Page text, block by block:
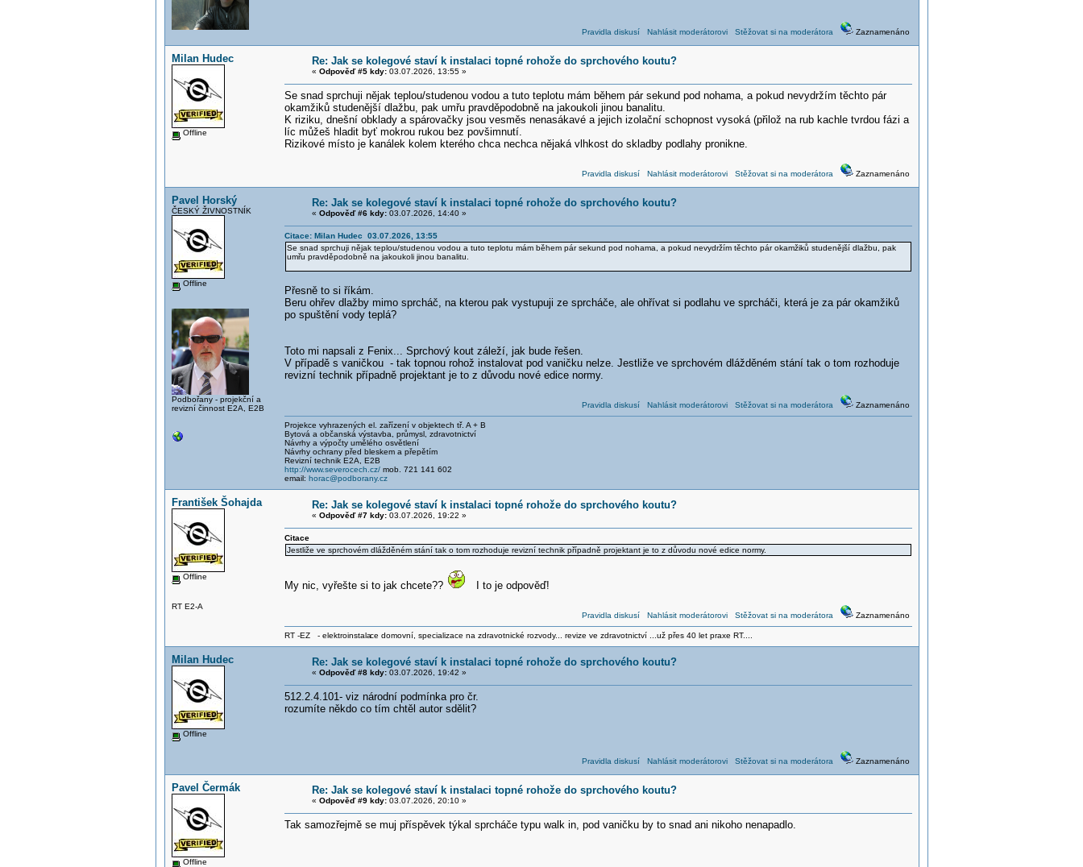
Pravidla diskusí Nahlásit moderátorovi Stěžovat si na moderátora Zaznamenáno
Milan Hudec
Offline
Re: Jak se kolegové staví k instalaci topné rohože do sprchového koutu?
« Odpověď #5 kdy:03.07.2026, 13:55 »
Se snad sprchuji nějak teplou/studenou vodou a tuto teplotu mám během pár sekund pod nohama, a pokud nevydržím těchto pár
okamžiků studenější dlažbu, pak umřu pravděpodobně na jakoukoli jinou banalitu.
K riziku, dnešní obklady a spárovačky jsou vesměs nenasákavé a jejich izolační schopnost vysoká (přilož na rub kachle tvrdou fázi a
líc můžeš hladit byť mokrou rukou bez povšimnutí.
Rizikové místo je kanálek kolem kterého chca nechca nějaká vlhkost do skladby podlahy pronikne.
Pravidla diskusí Nahlásit moderátorovi Stěžovat si na moderátora Zaznamenáno
Pavel Horský
ČESKÝ ŽIVNOSTNÍK
Offline
Podbořany - projekční a
revizní činnost E2A, E2B
Re: Jak se kolegové staví k instalaci topné rohože do sprchového koutu?
« Odpověď #6 kdy:03.07.2026, 14:40 »
Citace: Milan Hudec 03.07.2026, 13:55
Se snad sprchuji nějak teplou/studenou vodou a tuto teplotu mám během pár sekund pod nohama, a pokud nevydržím těchto pár okamžiků studenější dlažbu, pak
umřu pravděpodobně na jakoukoli jinou banalitu.
Přesně to si říkám.
Beru ohřev dlažby mimo sprcháč, na kterou pak vystupuji ze sprcháče, ale ohřívat si podlahu ve sprcháči, která je za pár okamžiků
po spuštění vody teplá?
Toto mi napsali z Fenix... Sprchový kout záleží, jak bude řešen.
V případě s vaničkou - tak topnou rohož instalovat pod vaničku nelze. Jestliže ve sprchovém dlážděném stání tak o tom rozhoduje
revizní technik případně projektant je to z důvodu nové edice normy.
Pravidla diskusí Nahlásit moderátorovi Stěžovat si na moderátora Zaznamenáno
Projekce vyhrazených el. zařízení v objektech tř. A + B
Bytová a občanská výstavba, průmysl, zdravotnictví
Návrhy a výpočty umělého osvětlení
Návrhy ochrany před bleskem a přepětím
Revizní technik E2A, E2B
http://www.severocech.cz/mob. 721 141 602
email: horac@podborany.cz
František Šohajda
Offline
RT E2-A
Re: Jak se kolegové staví k instalaci topné rohože do sprchového koutu?
« Odpověď #7 kdy:03.07.2026, 19:22 »
Citace
Jestliže ve sprchovém dlážděném stání tak o tom rozhoduje revizní technik případně projektant je to z důvodu nové edice normy.
My nic, vyřešte si to jak chcete?? I to je odpověď!
Pravidla diskusí Nahlásit moderátorovi Stěžovat si na moderátora Zaznamenáno
RT -EZ - elektroinstalace domovní, specializace na zdravotnické rozvody... revize ve zdravotnictví ...už přes 40 let praxe RT....
Milan Hudec
Offline
Re: Jak se kolegové staví k instalaci topné rohože do sprchového koutu?
« Odpověď #8 kdy:03.07.2026, 19:42 »
512.2.4.101- viz národní podmínka pro čr.
rozumíte někdo co tím chtěl autor sdělit?
Pravidla diskusí Nahlásit moderátorovi Stěžovat si na moderátora Zaznamenáno
Pavel Čermák
Offline
Re: Jak se kolegové staví k instalaci topné rohože do sprchového koutu?
« Odpověď #9 kdy:03.07.2026, 20:10 »
Tak samozřejmě se muj příspěvek týkal sprcháče typu walk in, pod vaničku by to snad ani nikoho nenapadlo.